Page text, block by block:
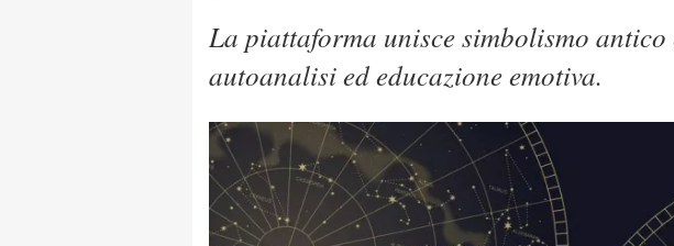
La piattaforma unisce simbolismo
autoanalisi ed educazione emotiva.